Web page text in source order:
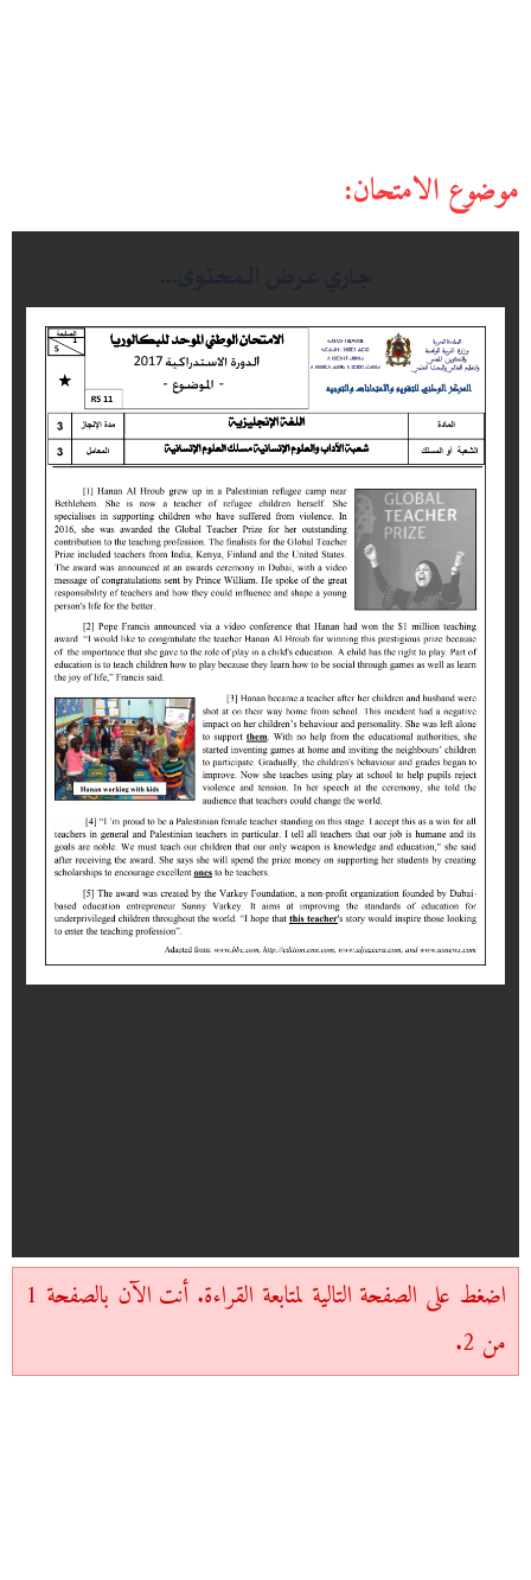
موضوع الامتحان:
اضغط على الصفحة التالية لمتابعة القراءة. أنت الآن بالصفحة 1
من 2.